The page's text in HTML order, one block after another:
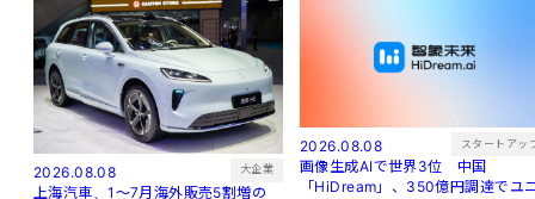
2026.08.08 大企業
上海汽車、1～7月海外販売5割増の
2026.08.08 スタートアッ
画像生成AIで世界3位 中国
「HiDream」、350億円調達でユ